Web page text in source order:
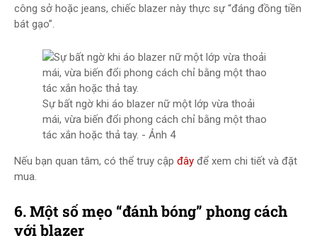
công sở hoặc jeans, chiếc blazer này thực sự “đáng đồng tiền
bát gạo”.
Sự bất ngờ khi áo blazer nữ một lớp vừa thoải
mái, vừa biến đổi phong cách chỉ bằng một thao
tác xắn hoặc thả tay. - Ảnh 4
Nếu bạn quan tâm, có thể truy cập đây để xem chi tiết và đặt
mua.
6. Một số mẹo “đánh bóng” phong cách
với blazer